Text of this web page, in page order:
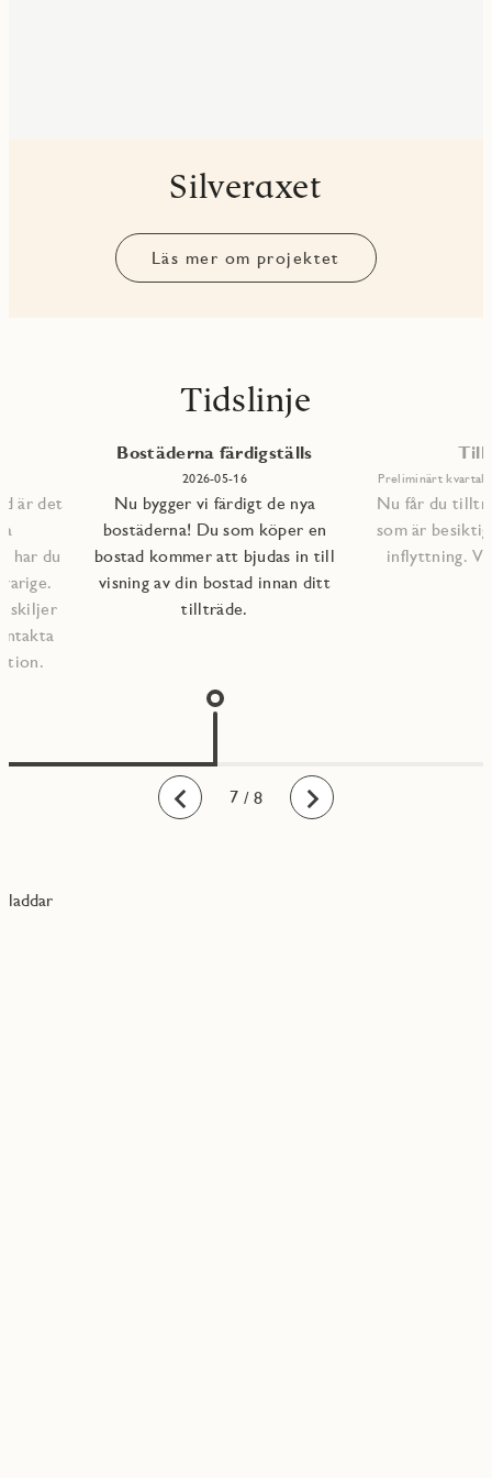
Silveraxet
Läs mer om projektet
Tidslinje
Bakåt
är det
har du
skiljer
Bostäderna färdigställs
2026-05-16
Nu bygger vi färdigt de nya
bostäderna! Du som köper en
bostad kommer att bjudas in till
visning av din bostad innan ditt
tillträde.
Preliminärt kvartal
Nu får du
som är
inflyttning.
Framåt
1
2
3
4
5
6
7
8 / 8
laddar